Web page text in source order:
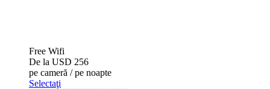
Free Wifi
De la USD 256
pe cameră / pe noapte
Selectaţi